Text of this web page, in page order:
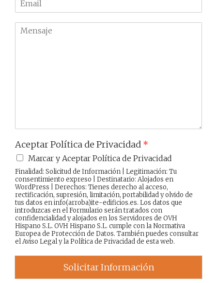
f
m
a
M
Aceptar Política de Privacidad *
Marcar y Aceptar Política de Privacidad
Finalidad: Solicitud de Información | Legitimación: Tu
consentimiento expreso | Destinatario: Alojados en
WordPress | Derechos: Tienes derecho al acceso,
rectificación, supresión, limitación, portabilidad y olvido de
tus datos en info(arroba)ite-edificios.es. Los datos que
introduzcas en el Formulario serán tratados con
confidencialidad y alojados en los Servidores de OVH
Hispano S.L. OVH Hispano S.L. cumple con la Normativa
Europea de Protección de Datos. También puedes consultar
elAviso Legaly laPolítica de Privacidadde esta web.
Solicitar Información